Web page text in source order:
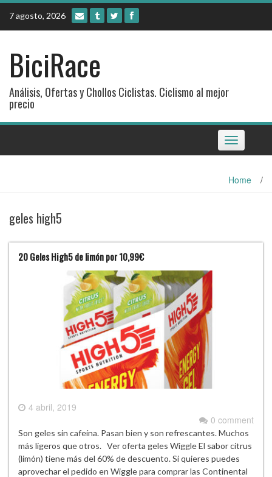
Skip
content
7 agosto, 2026
BiciRace
Análisis, Ofertas y Chollos Ciclistas. Ciclismo al mejor
precio
Toggle
navigation
Home /
geles high5
20 Geles High5 de limón por 10,99€
4 abril, 2019
0 comment
Son geles sin cafeína. Pasan bien y son refrescantes. Muchos
más ligeros que otros. Ver oferta geles Wiggle El sabor citrus
(limón) tiene más del 60% de descuento. Si quieres puedes
aprovechar el pedido en Wiggle para comprar las Continental